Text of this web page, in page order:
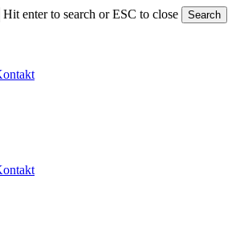
Hit enter to search or ESC to close Search